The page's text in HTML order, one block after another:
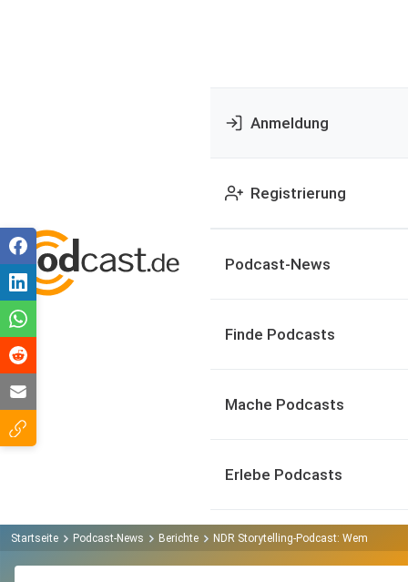
Anmeldung
Registrierung
Podcast-News
Finde Podcasts
Mache Podcasts
Erlebe Podcasts
Startseite Podcast-News Berichte NDR Storytelling-Podcast: Wem